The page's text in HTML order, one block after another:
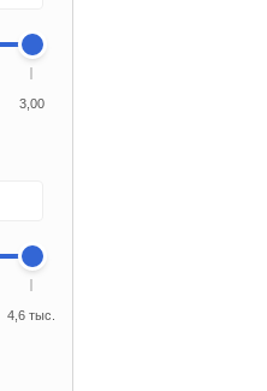
3,00
4,6 тыс.